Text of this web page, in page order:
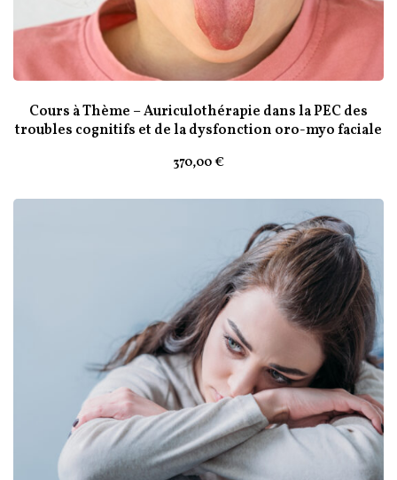
Cours à Thème – Auriculothérapie dans la PEC des
troubles cognitifs et de la dysfonction oro-myo faciale
370,00€